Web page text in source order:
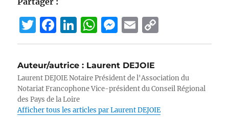
T
w
it
te
r
F
a
c
e
b
o
Li
n
e
d
I
W
h
s
A
p
M
e
ss
e
n
g
E
m
ai
l
o
y
Li
n
Auteur/autrice : Laurent DEJOIE
Laurent DEJOIE Notaire Président de l'Association du
Notariat Francophone Vice-président du Conseil Régional
des Pays de la Loire
Afficher tous les articles par Laurent DEJOIE